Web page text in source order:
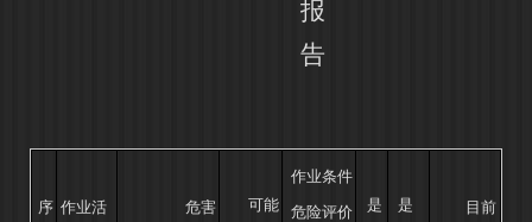
报
告
序 作业活
危害
可能
作业条件
危险评价
是
是
目前